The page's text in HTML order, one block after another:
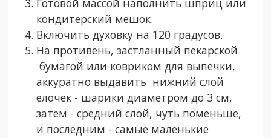
Готовой массой наполнить шприц или
кондитерский мешок.
Включить духовку на 120 градусов.
На противень, застланный пекарской
бумагой или ковриком для выпечки,
аккуратно выдавить нижний слой
елочек - шарики диаметром до 3 см,
затем - средний слой, чуть поменьше,
и последним - самые маленькие